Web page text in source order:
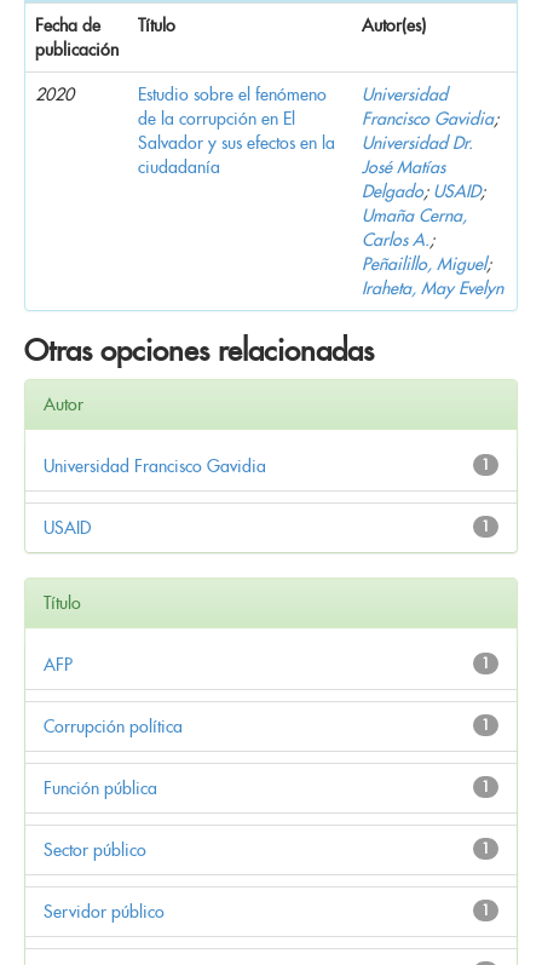
Fecha de
publicación
Título Autor(es)
2020
Estudio sobre el fenómeno
de la corrupción en El
Salvador y sus efectos en la
ciudadanía
Universidad
Francisco Gavidia;
Universidad Dr.
José Matías
Delgado; USAID;
Umaña Cerna,
Carlos A.;
Peñailillo, Miguel;
Iraheta, May Evelyn
Otras opciones relacionadas
Autor
1
Universidad Francisco Gavidia
1
USAID
Título
1
AFP
1
Corrupción política
1
Función pública
1
Sector público
1
Servidor público